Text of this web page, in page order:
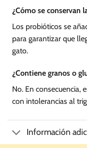
¿Cómo se conservan
Los probióticos se
para garantizar que
gato.
¿Contiene granos o
No. En consecuencia,
con intolerancias al
Información